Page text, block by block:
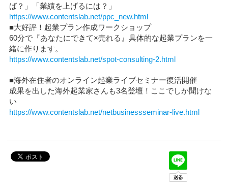
ば？」「業績を上げるには？」
https://www.contentslab.net/ppc_new.html
■大好評！起業プラン作成ワークショップ
60分で『あなたにできて×売れる』具体的な起業プランを一
緒に作ります。
https://www.contentslab.net/spot-consulting-2.html
■海外在住者のオンライン起業ライブセミナー復活開催
成果を出した海外起業家さんも3名登壇！ここでしか聞けな
い
https://www.contentslab.net/netbusinessseminar-live.html